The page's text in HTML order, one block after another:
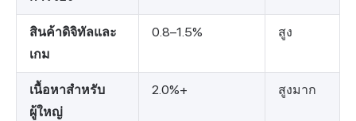
สินค้าดิจิทัลและ
เกม
0.8–1.5% สูง
เนื้อหาสำหรับ
ผู้ใหญ่
2.0%+ สูงมาก